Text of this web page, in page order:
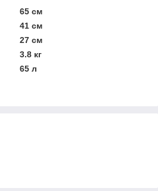
65 см
41 см
27 см
3.8 кг
65 л